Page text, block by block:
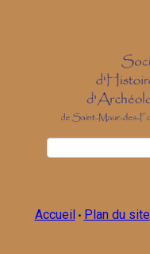
Accueil • Plan du site